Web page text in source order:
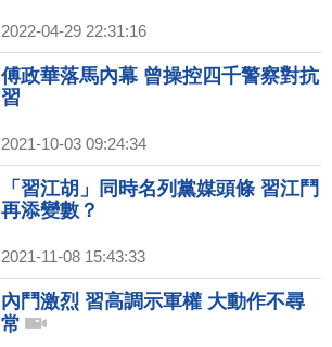
2022-04-29 22:31:16
傅政華落馬內幕 曾操控四千警察對抗
習
2021-10-03 09:24:34
「習江胡」同時名列黨媒頭條 習江鬥
再添變數？
2021-11-08 15:43:33
內鬥激烈 習高調示軍權 大動作不尋
常